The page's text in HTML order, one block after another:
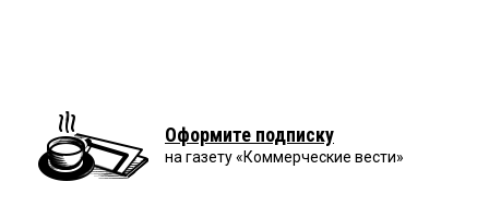
Оформите подписку
на газету «Коммерческие вести»